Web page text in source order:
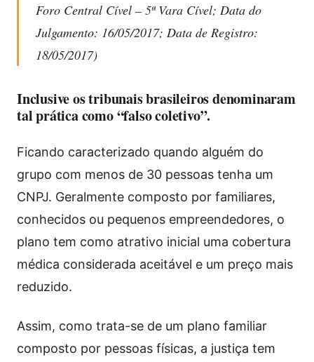
Foro Central Cível – 5ª Vara Cível; Data do
Julgamento: 16/05/2017; Data de Registro:
18/05/2017)
Inclusive os tribunais brasileiros denominaram
tal prática como “falso coletivo”.
Ficando caracterizado quando alguém do
grupo com menos de 30 pessoas tenha um
CNPJ. Geralmente composto por familiares,
conhecidos ou pequenos empreendedores, o
plano tem como atrativo inicial uma cobertura
médica considerada aceitável e um preço mais
reduzido.
Assim, como trata-se de um plano familiar
composto por pessoas físicas, a justiça tem